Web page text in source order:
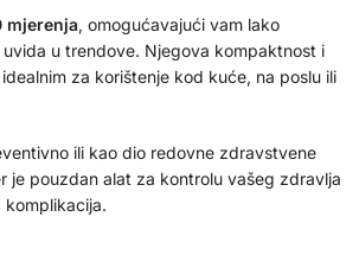
mjerenja, omogućavajući vam lako
u trendove. Njegova kompaktnost i
za korištenje kod kuće, na poslu ili
ili kao dio redovne zdravstvene
je pouzdan alat za kontrolu vašeg zdravlja
komplikacija.